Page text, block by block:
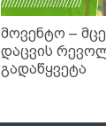
მოვენტო –
დაცვის
გადაწყვეტა